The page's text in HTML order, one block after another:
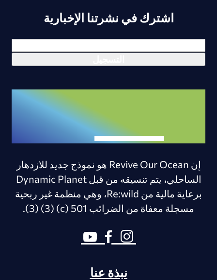
اشترك في نشرتنا الإخبارية
إن Revive Our Ocean هو نموذج جديد للازدهار
الساحلي، يتم تنسيقه من قبل Dynamic Planet
برعاية مالية من Re:wild، وهي منظمة غير ربحية
مسجلة معفاة من الضرائب 501 (c) (3) (3).
نبذة عنا